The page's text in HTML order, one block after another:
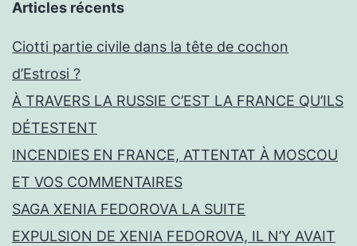
Articles récents
Ciotti partie civile dans la tête de cochon
d’Estrosi ?
À TRAVERS LA RUSSIE C’EST LA FRANCE QU’ILS
DÉTESTENT
INCENDIES EN FRANCE, ATTENTAT À MOSCOU
ET VOS COMMENTAIRES
SAGA XENIA FEDOROVA LA SUITE
EXPULSION DE XENIA FEDOROVA, IL N’Y AVAIT